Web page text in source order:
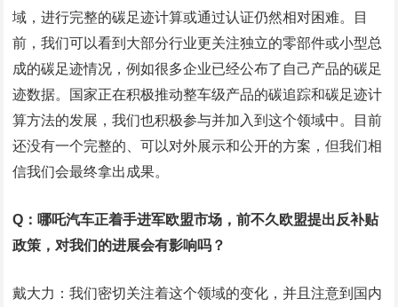
域，进行完整的碳足迹计算或通过认证仍然相对困难。目
前，我们可以看到大部分行业更关注独立的零部件或小型总
成的碳足迹情况，例如很多企业已经公布了自己产品的碳足
迹数据。国家正在积极推动整车级产品的碳追踪和碳足迹计
算方法的发展，我们也积极参与并加入到这个领域中。目前
还没有一个完整的、可以对外展示和公开的方案，但我们相
信我们会最终拿出成果。
Q：哪吒汽车正着手进军欧盟市场，前不久欧盟提出反补贴
政策，对我们的进展会有影响吗？
戴大力：我们密切关注着这个领域的变化，并且注意到国内